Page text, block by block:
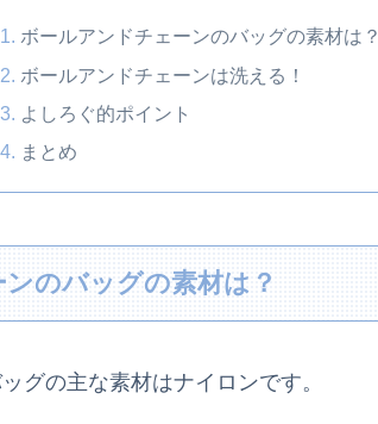
ボールアンドチェーンのバッグの素材は？
ボールアンドチェーンは洗える！
よしろぐ的ポイント
まとめ
のバッグの素材は？
グの主な素材はナイロンです。